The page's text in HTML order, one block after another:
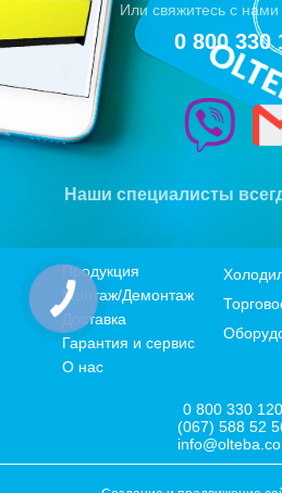
Или свяжитесь с
0 800 330
Наши специалисты
Продукция
Монтаж/Демонтаж
Доставка
Гарантия и сервис
О нас
0 800 330 120
(067) 588 52